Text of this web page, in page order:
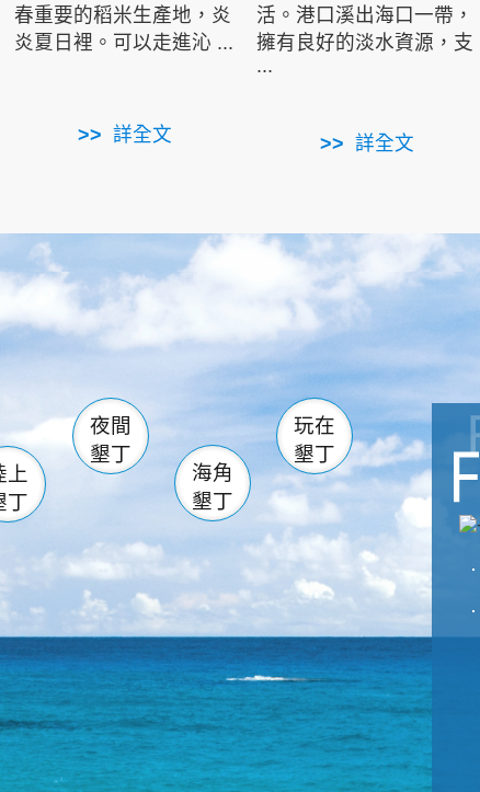
春重要的稻米生產地，炎
炎夏日裡。可以走進沁 ...
詳全文
活。港口溪出海口一帶，
擁有良好的淡水資源，支
...
詳全文
南仁湖
滿州 佳樂水
森林遊樂區
墾管處遊客中心
社頂公園 風吹沙
船帆石 龍磐公園
香蕉灣 龍坑
鵝鑾鼻
上
丁
夜間
墾丁
海角
墾丁
玩在
墾丁